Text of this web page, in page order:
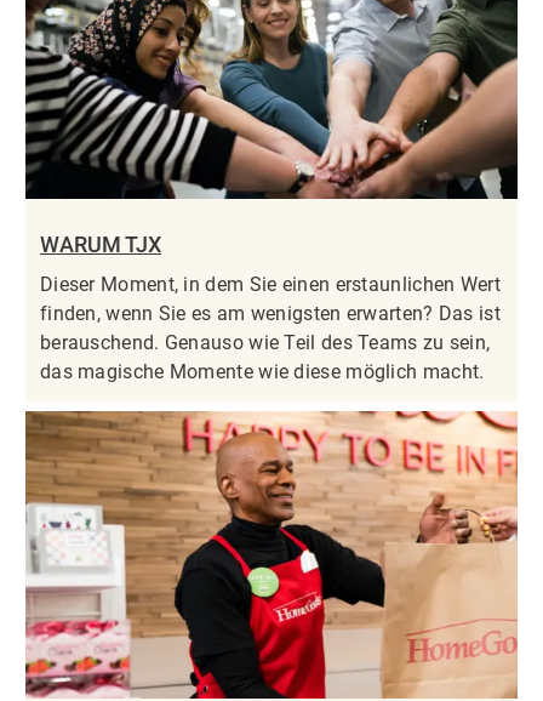
WARUM TJX
Dieser Moment, in dem Sie einen erstaunlichen Wert
finden, wenn Sie es am wenigsten erwarten? Das ist
berauschend. Genauso wie Teil des Teams zu sein,
das magische Momente wie diese möglich macht.